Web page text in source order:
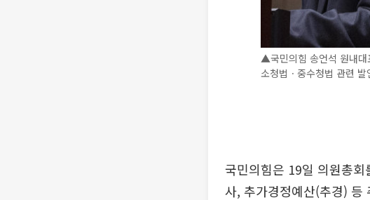
▲국민의힘 송언석 원내대
소청법ㆍ중수청법 관련
국민의힘은 19일 의원총
사, 추가경정예산(추경) 등